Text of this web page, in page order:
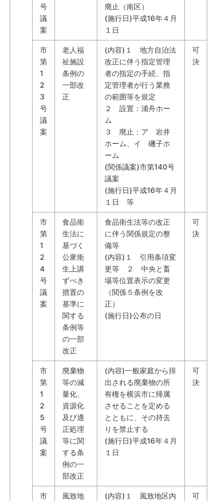
号
議
案
廃止（南区）
(施行日)平成16年４月
１日
市
第
1
2
3
号
議
案
老人福
祉施設
条例の
一部改
正
(内容)１ 地方自治法
改正に伴う指定管理
者の指定の手続、指
定管理者が行う業務
の範囲等を規定
２ 設置：浦舟ホー
ム
３ 廃止：ア 岩井
ホーム、イ 磯子ホ
ーム
(関係議案)市第140号
議案
(施行日)平成16年４月
１日 等
可
決
市
第
1
2
4
号
議
案
食品衛
生法に
基づく
公衆衛
生上講
ずべき
措置の
基準に
関する
条例等
の一部
改正
食品衛生法等の改正
に伴う関係規定の整
備等
(内容)１ 引用条項変
更等 ２ 中央と畜
場等位置表示の変更
（関係５条例を改
正）
(施行日)公布の日
可
決
市
第
1
2
5
号
議
案
廃棄物
等の減
量化、
資源化
及び適
正処理
等に関
する条
例の一
部改正
(内容)一般家庭から排
出される廃棄物の所
有権を横浜市に帰属
させることを定める
とともに、その持去
りを禁止する
(施行日)平成16年４月
１日
可
決
市
風致地
(内容)１ 風致地区内
可